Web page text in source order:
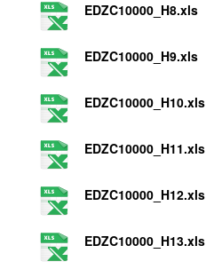
EDZC10000_H8.xls
EDZC10000_H9.xls
EDZC10000_H10.xls
EDZC10000_H11.xls
EDZC10000_H12.xls
EDZC10000_H13.xls